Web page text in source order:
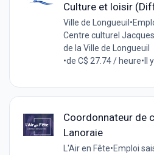
Culture et loisir
Ville de Longueuil •
Centre culturel
de la Ville de Longueuil
•de C$ 27.74 / heure•
Coordonnateur de
Lanoraie
L'Air en Fête•Emploi